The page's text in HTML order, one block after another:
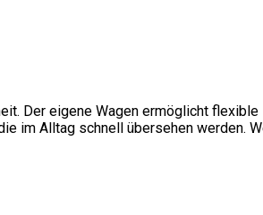
Der eigene Wagen ermöglicht
im Alltag schnell übersehen werden.